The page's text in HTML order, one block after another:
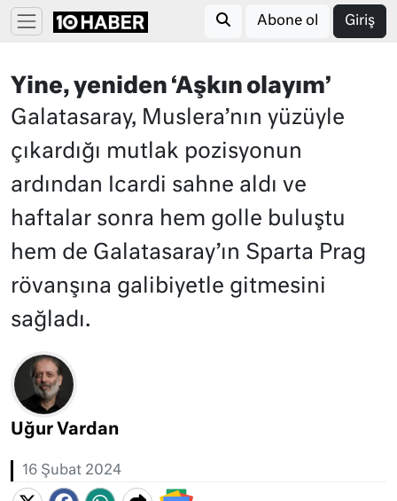
Abone ol Giriş
Yine, yeniden ‘Aşkın olayım’
Galatasaray, Muslera’nın yüzüyle
çıkardığı mutlak pozisyonun
ardından Icardi sahne aldı ve
haftalar sonra hem golle buluştu
hem de Galatasaray’ın Sparta Prag
rövanşına galibiyetle gitmesini
sağladı.
Uğur Vardan
16 Şubat 2024